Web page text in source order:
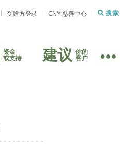
受赠方登录 CNY 慈善中心 搜索
资金
或支持 建议 你的
客户